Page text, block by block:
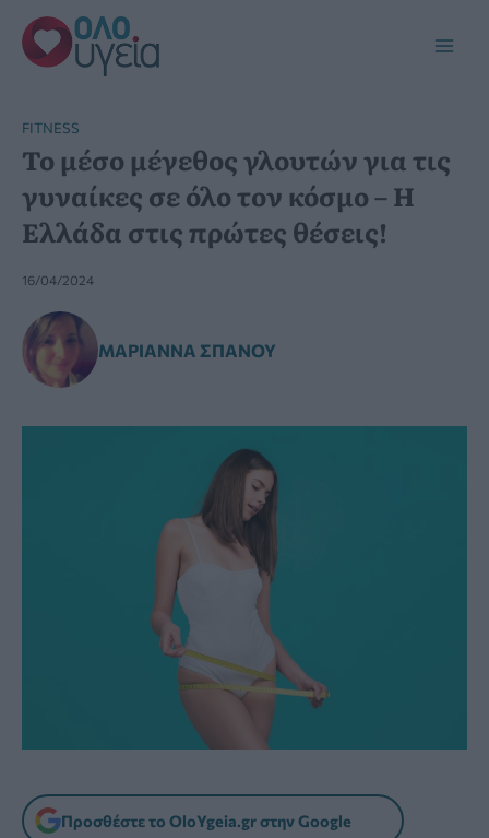
Μετάβαση
στο
περιεχόμενο
FITNESS
Το μέσο μέγεθος γλουτών για τις
γυναίκες σε όλο τον κόσμο – Η
Ελλάδα στις πρώτες θέσεις!
16/04/2024
ΜΑΡΙΆΝΝΑ ΣΠΑΝΟΎ
Προσθέστε το OloYgeia.gr στην Google